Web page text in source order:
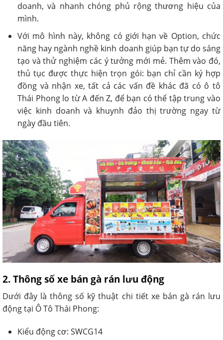
doanh, và nhanh chóng phủ rộng thương hiệu của
mình.
Với mô hình này, không có giới hạn về Option, chức
năng hay ngành nghề kinh doanh giúp bạn tự do sáng
tạo và thử nghiệm các ý tưởng mới mẻ. Thêm vào đó,
thủ tục được thực hiện trọn gói: bạn chỉ cần ký hợp
đồng và nhận xe, tất cả các vấn đề khác đã có ô tô
Thái Phong lo từ A đến Z, để bạn có thể tập trung vào
việc kinh doanh và khuynh đảo thị trường ngay từ
ngày đầu tiên.
2. Thông số xe bán gà rán lưu động
Dưới đây là thông số kỹ thuật chi tiết xe bán gà rán lưu
động tại Ô Tô Thái Phong:
Kiểu động cơ: SWCG14